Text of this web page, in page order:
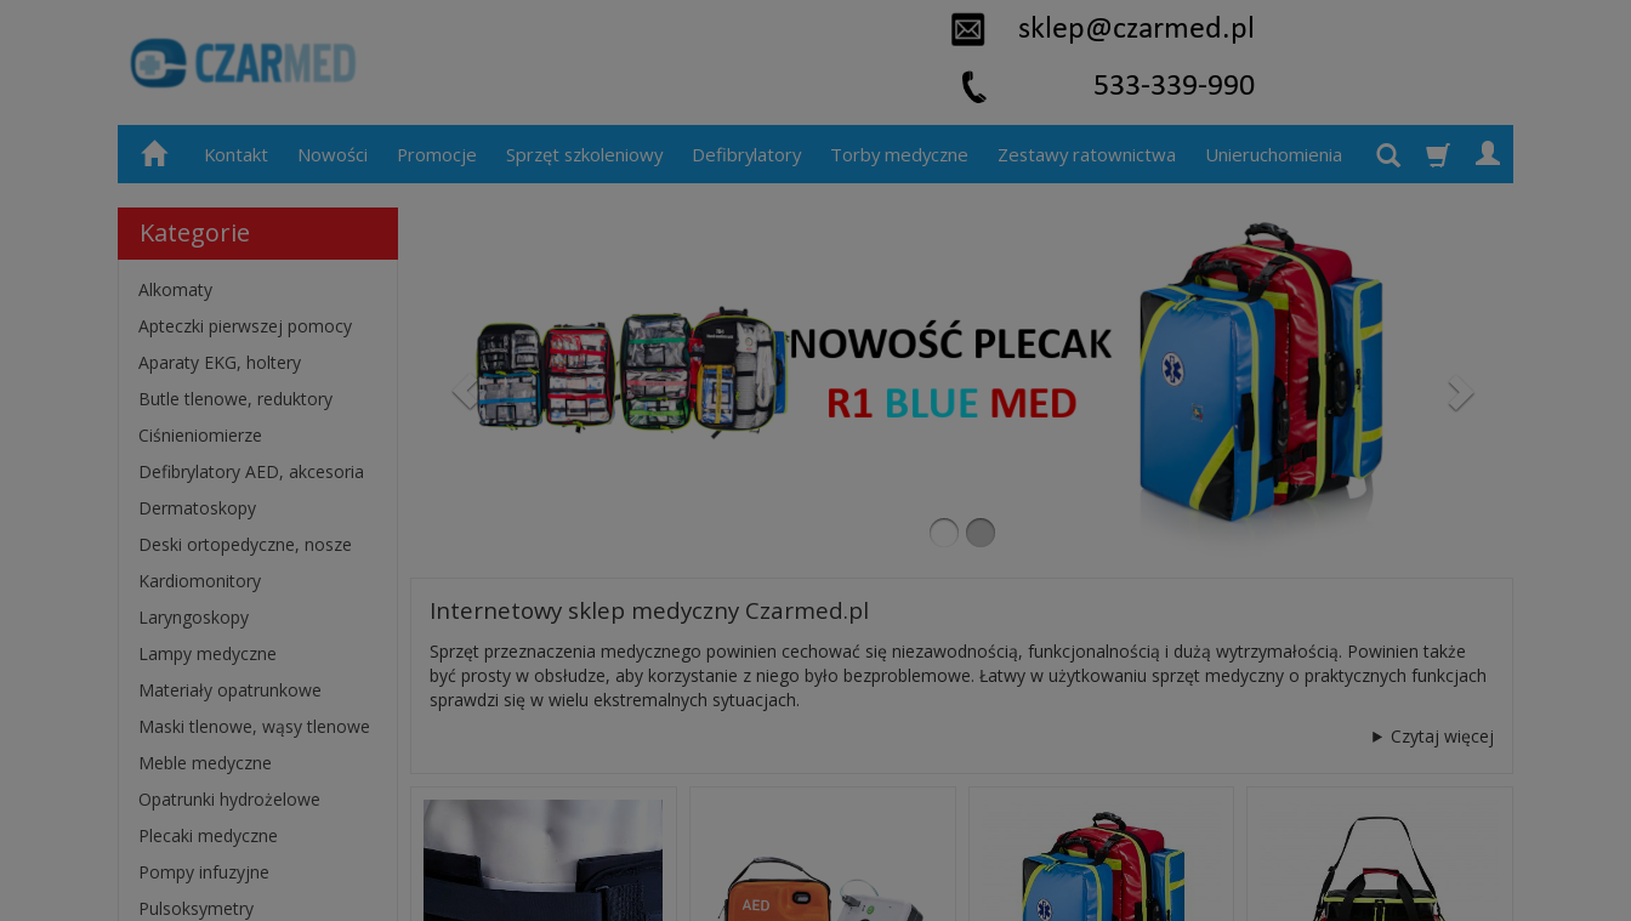
Kontakt Nowości Promocje Sprzęt szkoleniowy Defibrylatory Torby medyczne Zestawy ratownictwa Unieruchomienia
Internetowy sklep medyczny Czarmed.pl
Sprzęt przeznaczenia medycznego powinien cechować się niezawodnością, funkcjonalnością i dużą wytrzymałością. Powinien także
być prosty w obsłudze, aby korzystanie z niego było bezproblemowe. Łatwy w użytkowaniu sprzęt medyczny o praktycznych funkcjach
sprawdzi się w wielu ekstremalnych sytuacjach.
Czytaj więcej
Kategorie
Alkomaty
Apteczki pierwszej pomocy
Aparaty EKG, holtery
Butle tlenowe, reduktory
Ciśnieniomierze
Defibrylatory AED, akcesoria
Dermatoskopy
Deski ortopedyczne, nosze
Kardiomonitory
Laryngoskopy
Lampy medyczne
Materiały opatrunkowe
Maski tlenowe, wąsy tlenowe
Meble medyczne
Opatrunki hydrożelowe
Plecaki medyczne
Pompy infuzyjne
Pulsoksymetry